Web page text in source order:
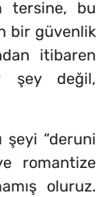
tersine, bu
bir güvenlik
itibaren
şey değil,
şeyi “deruni
romantize
oluruz.